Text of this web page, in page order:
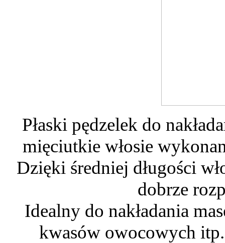
Płaski pędzelek do
mięciutkie włosie
Dzięki średniej długości
dobrze
Idealny do nakładania
kwasów owocowych